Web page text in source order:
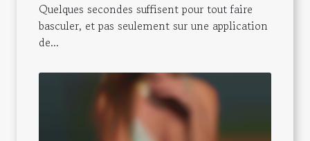
Quelques secondes suffisent pour tout faire
basculer, et pas seulement sur une application
de...